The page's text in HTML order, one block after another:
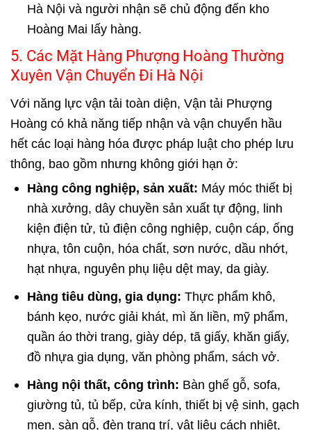
Hà Nội và người nhận sẽ chủ động đến kho
Hoàng Mai lấy hàng.
5. Các Mặt Hàng Phượng Hoàng Thường
Xuyên Vận Chuyển Đi Hà Nội
Với năng lực vận tải toàn diện, Vận tải Phượng
Hoàng có khả năng tiếp nhận và vận chuyển hầu
hết các loại hàng hóa được pháp luật cho phép lưu
thông, bao gồm nhưng không giới hạn ở:
Hàng công nghiệp, sản xuất: Máy móc thiết bị
nhà xưởng, dây chuyền sản xuất tự động, linh
kiện điện tử, tủ điện công nghiệp, cuộn cáp, ống
nhựa, tôn cuộn, hóa chất, sơn nước, dầu nhớt,
hạt nhựa, nguyên phụ liệu dệt may, da giày.
Hàng tiêu dùng, gia dụng: Thực phẩm khô,
bánh kẹo, nước giải khát, mì ăn liền, mỹ phẩm,
quần áo thời trang, giày dép, tã giấy, khăn giấy,
đồ nhựa gia dụng, văn phòng phẩm, sách vở.
Hàng nội thất, công trình: Bàn ghế gỗ, sofa,
giường tủ, tủ bếp, cửa kính, thiết bị vệ sinh, gạch
men, sàn gỗ, đèn trang trí, vật liệu cách nhiệt,